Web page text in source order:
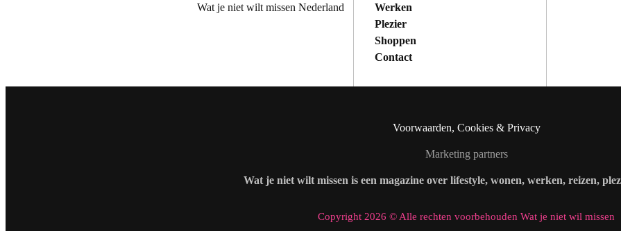
Wat je niet wilt missen Nederland
Werken
Plezier
Shoppen
Contact
Voorwaarden, Cookies & Privacy
Marketing partners
Wat je niet wilt missen is een magazine over lifestyle, wonen, werken, reizen,
Copyright 2026 © Alle rechten voorbehouden Wat je niet wil missen